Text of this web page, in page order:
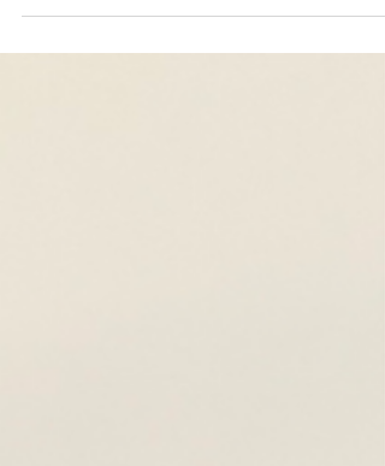
Idéale en repas de midi ou du soir accompagné